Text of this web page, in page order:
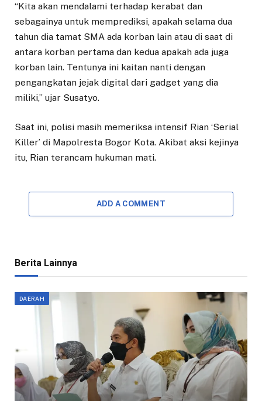
“Kita akan mendalami terhadap kerabat dan
sebagainya untuk memprediksi, apakah selama dua
tahun dia tamat SMA ada korban lain atau di saat di
antara korban pertama dan kedua apakah ada juga
korban lain. Tentunya ini kaitan nanti dengan
pengangkatan jejak digital dari gadget yang dia
miliki,” ujar Susatyo.
Saat ini, polisi masih memeriksa intensif Rian ‘Serial
Killer’ di Mapolresta Bogor Kota. Akibat aksi kejinya
itu, Rian terancam hukuman mati.
ADD A COMMENT
Berita Lainnya
DAERAH